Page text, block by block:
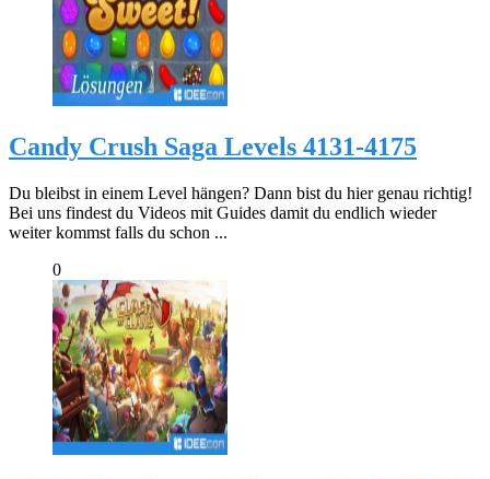
Candy Crush Saga Levels 4131-4175
Du bleibst in einem Level hängen? Dann bist du hier genau richtig!
Bei uns findest du Videos mit Guides damit du endlich wieder
weiter kommst falls du schon ...
0